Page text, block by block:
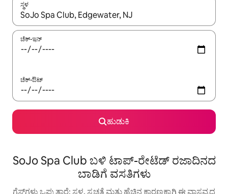
ಸ್ಥಳ
ಫಲಿತಾಂಶಗಳು ಲಭ್ಯವಿರುವಾಗ, ಅಪ್ ಮತ್ತು ಡೌನ್ ಬಾಣದ ಕೀಲಿಗಳೊಂದಿಗೆ
ಚೆಕ್-ಇನ್
ಚೆಕ್-ಔಟ್
ಹುಡುಕಿ
SoJo Spa Club ಬಳಿ ಟಾಪ್-ರೇಟೆಡ್ ರಜಾದಿನದ
ಬಾಡಿಗೆ ವಸತಿಗಳು
ಗೆಸ್ಟ್‌ಗಳು ಒಪ್ಪುತ್ತಾರೆ: ಸ್ಥಳ, ಸ್ವಚ್ಛತೆ ಮತ್ತು ಹೆಚ್ಚಿನ ಕಾರಣಕ್ಕಾಗಿ ಈ ವಾಸ್ತವ್ಯದ